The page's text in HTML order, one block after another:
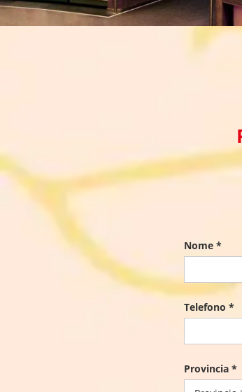
Nome *
Telefono *
Provincia *